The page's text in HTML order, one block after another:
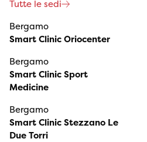
Tutte le sedi
Bergamo
Smart Clinic Oriocenter
Bergamo
Smart Clinic Sport
Medicine
Bergamo
Smart Clinic Stezzano Le
Due Torri